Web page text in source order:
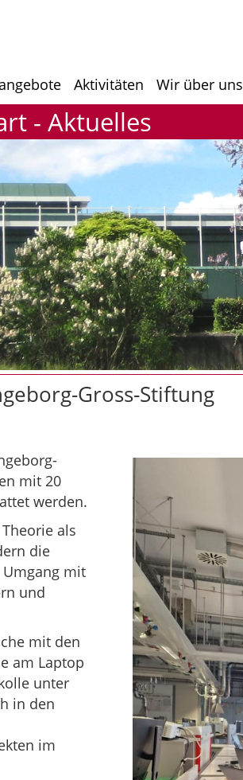
Aktivitäten Wir über uns
- Aktuelles
Gross-Stiftung
mit 20
werden.
als
die
mit
und
mit den
am Laptop
unter
in den
im